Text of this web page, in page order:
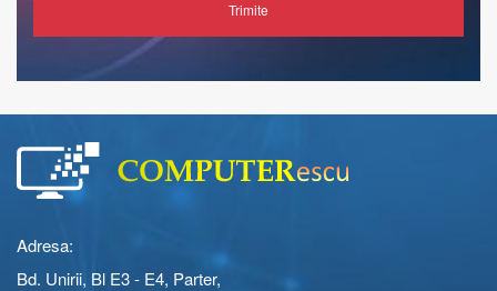
Trimite
Adresa:
Bd. Unirii, Bl E3 - E4, Parter,